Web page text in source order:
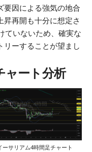
要因による強気の地合
再開も十分に想定さ
ていないため、確実な
リーすることが望まし
ャート分析
ーサリアム4時間足チャート